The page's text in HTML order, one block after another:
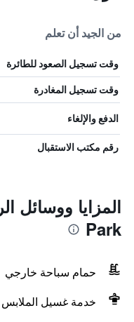
من الجيد أن تعلم
وقت تسجيل الصعود للطائرة
وقت تسجيل المغادرة
الدفع والإلغاء
رقم مكتب الاستقبال
Park
حمام سباحة خارجي
خدمة غسيل الملابس